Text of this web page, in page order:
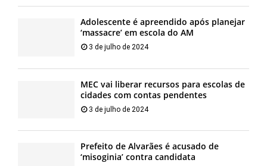
Adolescente é apreendido após planejar
‘massacre’ em escola do AM
3 de julho de 2024
MEC vai liberar recursos para escolas de
cidades com contas pendentes
3 de julho de 2024
Prefeito de Alvarães é acusado de
‘misoginia’ contra candidata